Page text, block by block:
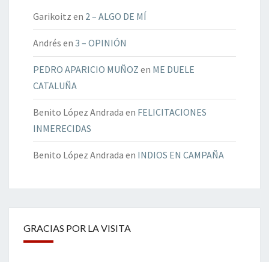
Garikoitz en 2 – ALGO DE MÍ
Andrés en 3 – OPINIÓN
PEDRO APARICIO MUÑOZ en ME DUELE
CATALUÑA
Benito López Andrada en FELICITACIONES
INMERECIDAS
Benito López Andrada en INDIOS EN CAMPAÑA
GRACIAS POR LA VISITA